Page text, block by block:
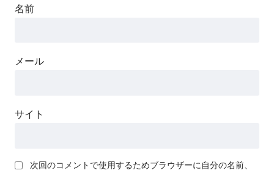
名前
メール
サイト
次回のコメントで使用するためブラウザーに自分の名前、